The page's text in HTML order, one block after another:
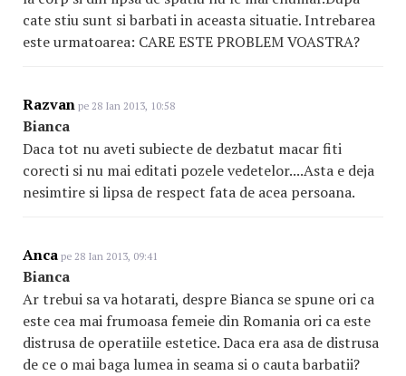
cate stiu sunt si barbati in aceasta situatie. Intrebarea
este urmatoarea: CARE ESTE PROBLEM VOASTRA?
Razvan pe 28 Ian 2013, 10:58
Bianca
Daca tot nu aveti subiecte de dezbatut macar fiti
corecti si nu mai editati pozele vedetelor....Asta e deja
nesimtire si lipsa de respect fata de acea persoana.
Anca pe 28 Ian 2013, 09:41
Bianca
Ar trebui sa va hotarati, despre Bianca se spune ori ca
este cea mai frumoasa femeie din Romania ori ca este
distrusa de operatiile estetice. Daca era asa de distrusa
de ce o mai baga lumea in seama si o cauta barbatii?